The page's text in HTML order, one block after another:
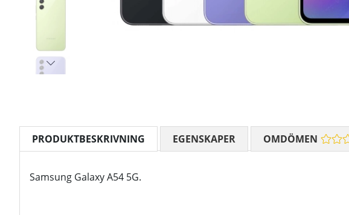
PRODUKTBESKRIVNING
Samsung Galaxy A54 5G.
EGENSKAPER OMDÖMEN